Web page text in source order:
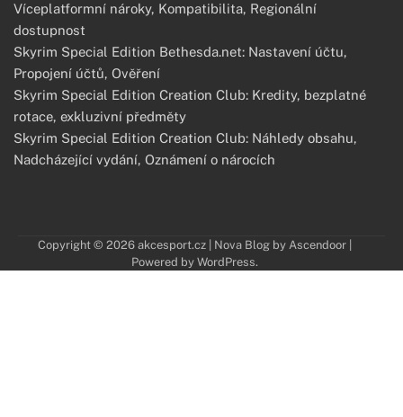
Víceplatformní nároky, Kompatibilita, Regionální
dostupnost
Skyrim Special Edition Bethesda.net: Nastavení účtu,
Propojení účtů, Ověření
Skyrim Special Edition Creation Club: Kredity, bezplatné
rotace, exkluzivní předměty
Skyrim Special Edition Creation Club: Náhledy obsahu,
Nadcházející vydání, Oznámení o nárocích
Copyright © 2026 akcesport.cz| Nova Blog by Ascendoor|
Powered by WordPress.